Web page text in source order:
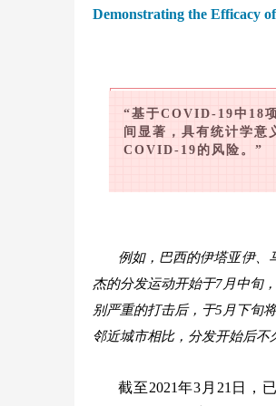
Demonstrating the Efficacy
“基于COVID-19中18
间显著，具有统计学意
COVID-19的风险。”
例如，巴西的伊塔亚伊、
杰的分发运动开始于7月中旬
别严重的打击后，于5月下旬
邻近城市相比，分发开始后不
截至2021年3月21日，